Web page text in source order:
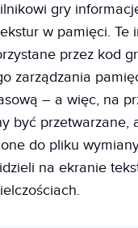
gry
w pamięci. Te
przez kod
zarządzania
– a więc, na
być przetwarzane,
do pliku
na ekranie